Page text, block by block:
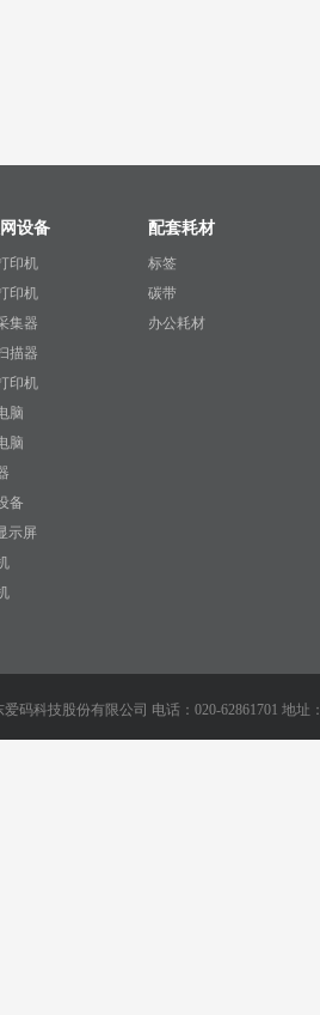
设备
印机
印机
集器
描器
印机
脑
脑
备
示屏
配套耗材
标签
碳带
办公耗材
码科技股份有限公司 电话：020-62861701 地